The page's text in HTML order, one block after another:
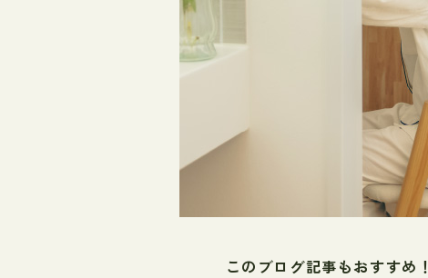
このブログ記事もおすすめ！